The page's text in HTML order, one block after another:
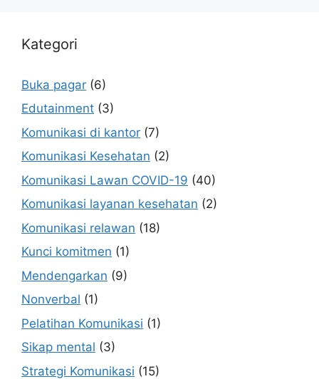
Kategori
Buka pagar (6)
Edutainment (3)
Komunikasi di kantor (7)
Komunikasi Kesehatan (2)
Komunikasi Lawan COVID-19 (40)
Komunikasi layanan kesehatan (2)
Komunikasi relawan (18)
Kunci komitmen (1)
Mendengarkan (9)
Nonverbal (1)
Pelatihan Komunikasi (1)
Sikap mental (3)
Strategi Komunikasi (15)